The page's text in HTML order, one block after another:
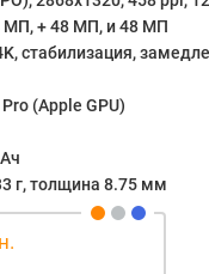
МП, + 48 МП, и 48 МП
стабилизация,
(Apple GPU)
г, толщина 8.75 мм